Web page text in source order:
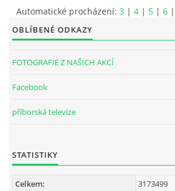
Automatické procházení: 3 | 4 | 5 | 6 |
OBLÍBENÉ ODKAZY
FOTOGRAFIE Z NAŠICH AKCÍ
Facebook
příborská televize
STATISTIKY
Celkem: 3173499